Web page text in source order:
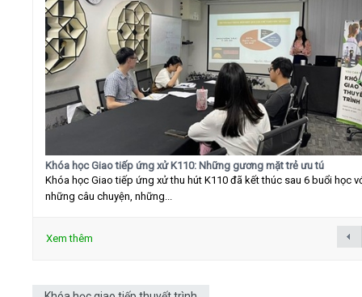
Khóa học Giao tiếp ứng xử K110: Những gương mặt trẻ ưu tú
Khóa học Giao tiếp ứng xử thu hút K110 đã kết thúc sau 6 buổi học
những câu chuyện, những...
Xem thêm